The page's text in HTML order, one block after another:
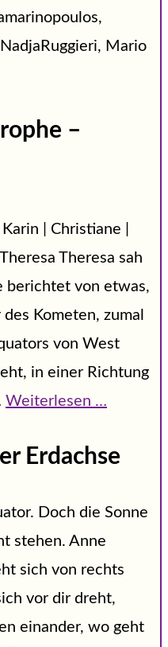
Mario
–
| Christiane |
Theresa sah
berichtet von etwas,
Kometen, zumal
von West
in einer Richtung
Weiterlesen …
Erdachse
Doch die Sonne
stehen. Anne
sich von rechts
vor dir dreht,
einander, wo geht